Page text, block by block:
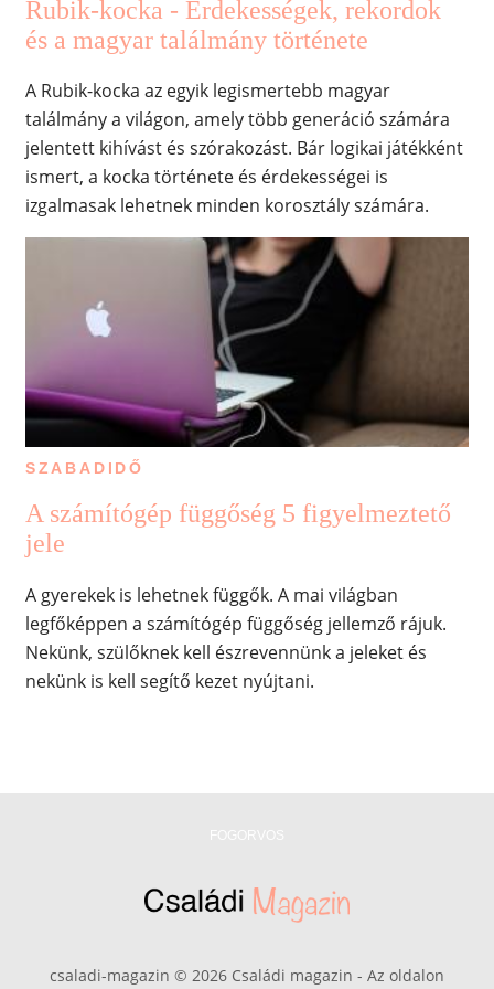
Rubik-kocka - Érdekességek, rekordok
és a magyar találmány története
A Rubik-kocka az egyik legismertebb magyar
találmány a világon, amely több generáció számára
jelentett kihívást és szórakozást. Bár logikai játékként
ismert, a kocka története és érdekességei is
izgalmasak lehetnek minden korosztály számára.
SZABADIDŐ
A számítógép függőség 5 figyelmeztető
jele
A gyerekek is lehetnek függők. A mai világban
legfőképpen a számítógép függőség jellemző rájuk.
Nekünk, szülőknek kell észrevennünk a jeleket és
nekünk is kell segítő kezet nyújtani.
csaladi-magazin © 2026 Családi magazin - Az oldalon